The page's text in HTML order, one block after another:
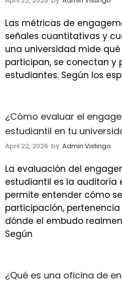
Las métricas de
señales cuantitativas y
una universidad mide
participan, se conectan y
estudiantes. Según los
¿Cómo evaluar el
estudiantil en tu
April 22, 2026 by Admin Vistingo
La evaluación del
estudiantil es la auditoría
permite entender cómo
participación,
dónde el embudo
Según
¿Qué es una oficina de